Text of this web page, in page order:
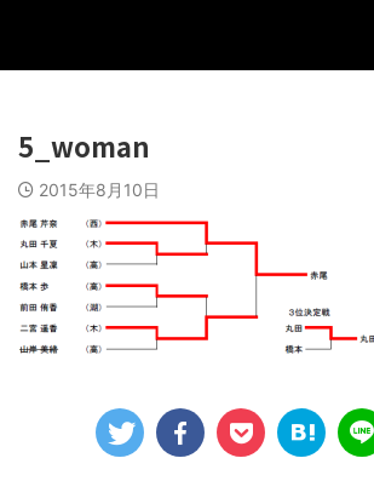
5_woman
2015年8月10日